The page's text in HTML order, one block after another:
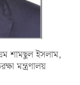
শামছুল ইসলাম,
মন্ত্রণালয়